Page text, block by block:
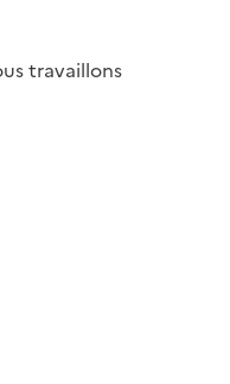
travaillons